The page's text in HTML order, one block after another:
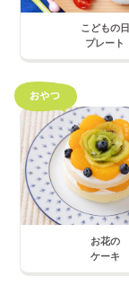
こどもの日
プレート
お花の
ケーキ